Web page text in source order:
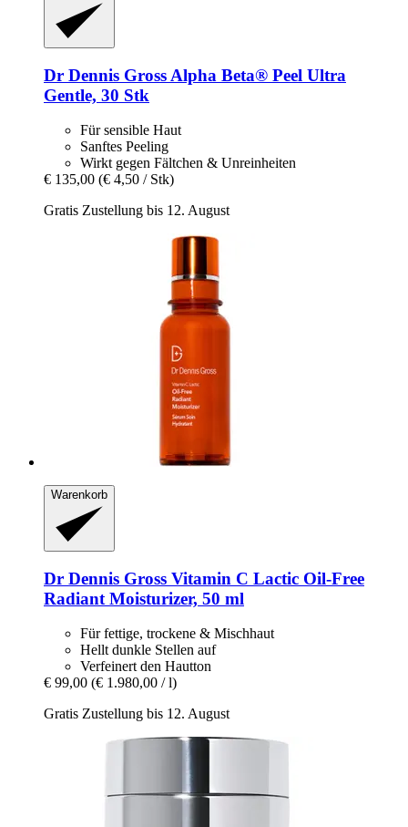
Dr Dennis Gross Alpha Beta® Peel Ultra
Gentle, 30 Stk
Für sensible Haut
Sanftes Peeling
Wirkt gegen Fältchen & Unreinheiten
€ 135,00 (€ 4,50 / Stk)
Gratis Zustellung bis 12. August
Warenkorb
Dr Dennis Gross Vitamin C Lactic Oil-​Free
Radiant Moisturizer, 50 ml
Für fettige, trockene & Mischhaut
Hellt dunkle Stellen auf
Verfeinert den Hautton
€ 99,00 (€ 1.980,00 / l)
Gratis Zustellung bis 12. August